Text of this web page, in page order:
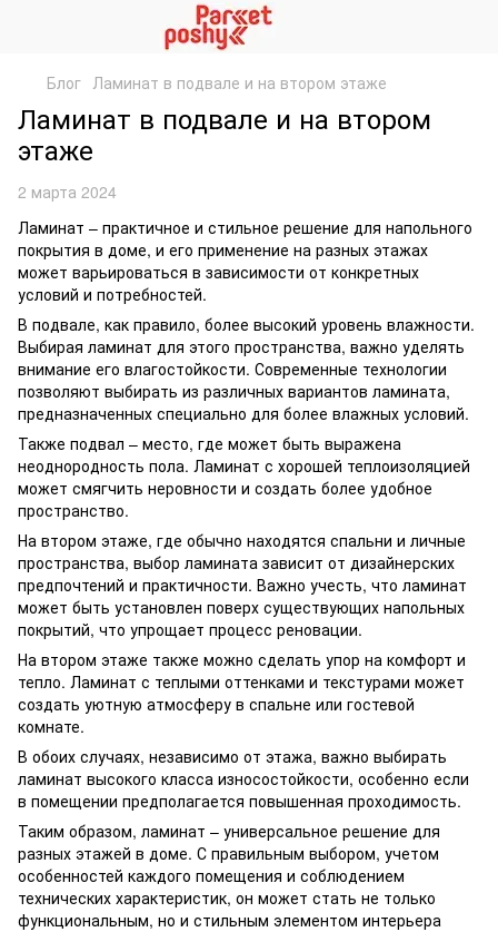
Блог Ламинат в подвале и на втором этаже
Ламинат в подвале и на втором
этаже
2 марта 2024
Ламинат – практичное и стильное решение для напольного
покрытия в доме, и его применение на разных этажах
может варьироваться в зависимости от конкретных
условий и потребностей.
В подвале, как правило, более высокий уровень влажности.
Выбирая ламинат для этого пространства, важно уделять
внимание его влагостойкости. Современные технологии
позволяют выбирать из различных вариантов ламината,
предназначенных специально для более влажных условий.
Также подвал – место, где может быть выражена
неоднородность пола. Ламинат с хорошей теплоизоляцией
может смягчить неровности и создать более удобное
пространство.
На втором этаже, где обычно находятся спальни и личные
пространства, выбор ламината зависит от дизайнерских
предпочтений и практичности. Важно учесть, что ламинат
может быть установлен поверх существующих напольных
покрытий, что упрощает процесс реновации.
На втором этаже также можно сделать упор на комфорт и
тепло. Ламинат с теплыми оттенками и текстурами может
создать уютную атмосферу в спальне или гостевой
комнате.
В обоих случаях, независимо от этажа, важно выбирать
ламинат высокого класса износостойкости, особенно если
в помещении предполагается повышенная проходимость.
Таким образом, ламинат – универсальное решение для
разных этажей в доме. С правильным выбором, учетом
особенностей каждого помещения и соблюдением
технических характеристик, он может стать не только
функциональным, но и стильным элементом интерьера